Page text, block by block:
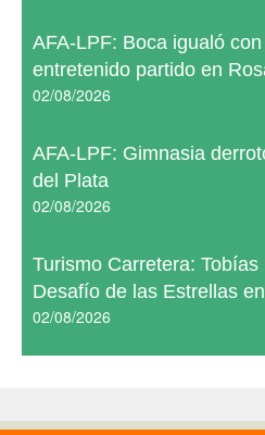
AFA-LPF: Boca igualó con
entretenido partido en
02/08/2026
AFA-LPF: Gimnasia
del Plata
02/08/2026
Turismo Carretera: Tobías
Desafío de las Estrellas
02/08/2026